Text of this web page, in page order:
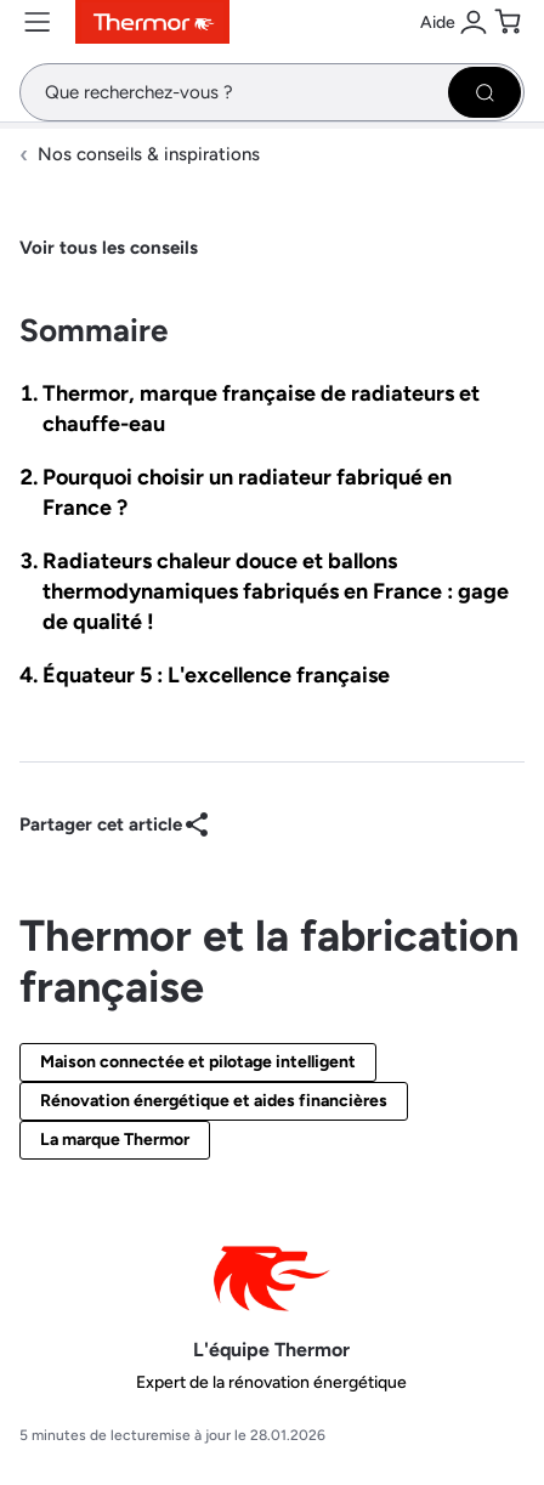
ContenuMenuRecherche Aide
Se
Nos conseils & inspirations
Voir tous les conseils
Sommaire
Thermor, marque française de radiateurs et
chauffe-eau
Pourquoi choisir un radiateur fabriqué en
France ?
Radiateurs chaleur douce et ballons
thermodynamiques fabriqués en France : gage
de qualité !
Équateur 5 : L'excellence française
Partager cet article
Thermor et la fabrication
française
Maison connectée et pilotage intelligent
Rénovation énergétique et aides financières
La marque Thermor
L'équipe Thermor
Expert de la rénovation énergétique
5 minutes de lecturemise à jour le 28.01.2026